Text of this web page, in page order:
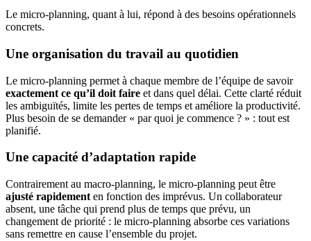
Le micro-planning, quant à lui, répond à des besoins opérationnels
concrets.
Une organisation du travail au quotidien
Le micro-planning permet à chaque membre de l’équipe de savoir
exactement ce qu’il doit faire et dans quel délai. Cette clarté réduit
les ambiguïtés, limite les pertes de temps et améliore la productivité.
Plus besoin de se demander « par quoi je commence ? » : tout est
planifié.
Une capacité d’adaptation rapide
Contrairement au macro-planning, le micro-planning peut être
ajusté rapidement en fonction des imprévus. Un collaborateur
absent, une tâche qui prend plus de temps que prévu, un
changement de priorité : le micro-planning absorbe ces variations
sans remettre en cause l’ensemble du projet.